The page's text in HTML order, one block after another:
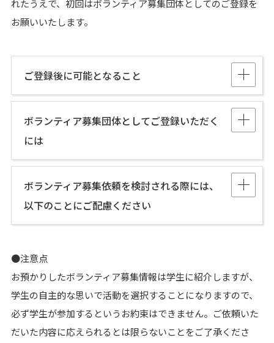
れたうえで、初回はボランティア募集団体としてのご登録を
お願いいたします。
ご登録後に可能となること
ボランティア募集団体としてご登録いただく
には
ボランティア募集依頼を検討される際には、
以下のことにご配慮ください
●注意点
お預かりしたボランティア募集情報は学生に紹介しますが、
学生の自主的な思いで活動を選択することになりますので、
必ず学生が参加するというお約束はできません。ご依頼いた
だいた内容に応えられるとは限らないことをご了承くださ